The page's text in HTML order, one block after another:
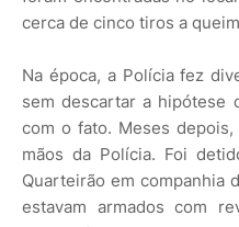
cerca de cinco tiros a
Na época, a Polícia fez
sem descartar a hipótese
com o fato. Meses
mãos da Polícia. Foi
Quarteirão em companhia
estavam armados com